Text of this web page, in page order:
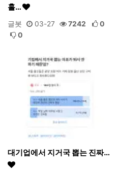
홀…
글봇 03-27 7242
0
0
대기업에서 지거국 뽑는 진짜…